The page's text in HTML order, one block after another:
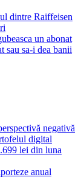
dintre Raiffeisen
un abonat
sau sa-i dea banii
negativă
digital
lei din luna
anual